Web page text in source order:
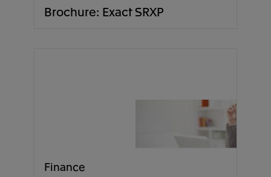
Brochure: Exact SRXP
Finance